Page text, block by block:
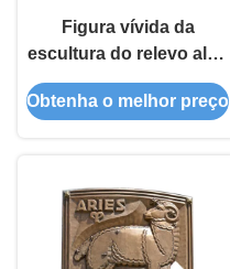
Figura vívida da
escultura do relevo alto,
estilo famoso do
europeu da escultura
Obtenha o melhor preço